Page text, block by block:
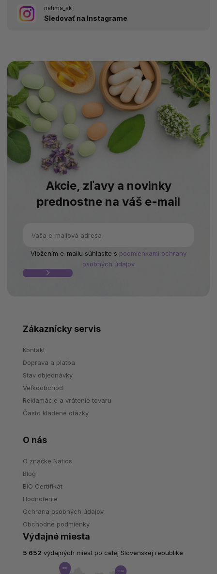
natima_sk
Sledovať na Instagrame
Akcie, zľavy a novinky
prednostne na váš e-mail
Vložením e-mailu súhlasíte s podmienkami ochrany
osobných údajov
Zákaznícky servis
Kontakt
Doprava a platba
Stav objednávky
Veľkoobchod
Reklamácie a vrátenie tovaru
Často kladené otázky
O nás
O značke Natios
Blog
BIO Certifikát
Hodnotenie
Ochrana osobných údajov
Obchodné podmienky
Výdajné miesta
5 652 výdajných miest po celej Slovenskej republike